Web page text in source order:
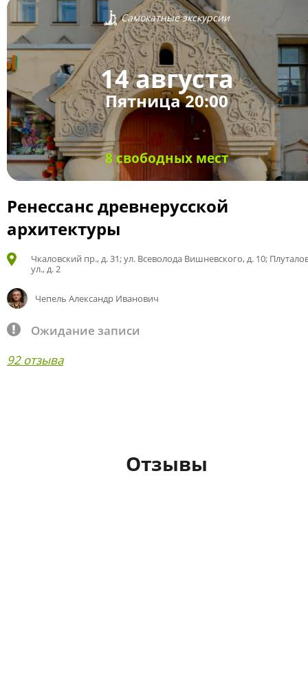
Самокатные экскурсии
14 августа
Пятница 20:00
8 свободных мест
Ренессанс древнерусской
архитектуры
Чкаловский пр., д. 31; ул. Всеволода Вишневского, д. 10;
ул., д. 2
Чепель Александр Иванович
Ожидание записи
92 отзыва
Отзывы